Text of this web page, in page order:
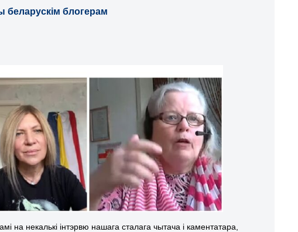
беларускім блогерам
некалькі інтэрвю нашага сталага чытача і каментатара,